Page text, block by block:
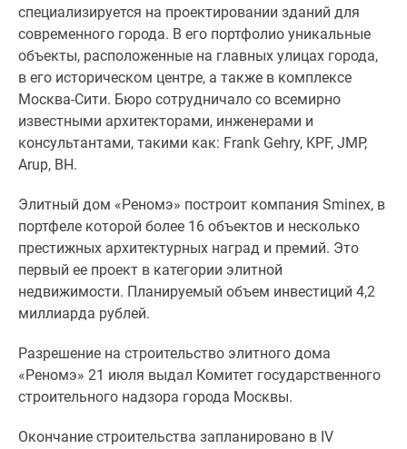
Машино-
Апартаменты
#рассрочка
ипотека
Квартиры
скидками
41%
360°
новостроек
Субсидированная
Rutube
специализируется на проектировании зданий для
современного города. В его портфолио уникальные
объекты, расположенные на главных улицах города,
в его историческом центре, а также в комплексе
Москва-Сити. Бюро сотрудничало со всемирно
известными архитекторами, инженерами и
консультантами, такими как: Frank Gehry, KPF, JMP,
Arup, BH.
Элитный дом «Реномэ» построит компания Sminex, в
портфеле которой более 16 объектов и несколько
престижных архитектурных наград и премий. Это
первый ее проект в категории элитной
недвижимости. Планируемый объем инвестиций 4,2
миллиарда рублей.
Разрешение на строительство элитного дома
«Реномэ» 21 июля выдал Комитет государственного
строительного надзора города Москвы.
Окончание строительства запланировано в IV